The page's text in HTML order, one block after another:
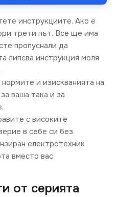
инструкциите. Ако е
трети път. Все ще има
пропуснали да
липсва инструкция моля
и изискванията на
ваша така и за
с високите
в себе си без
електротехник
вместо вас.
от серията